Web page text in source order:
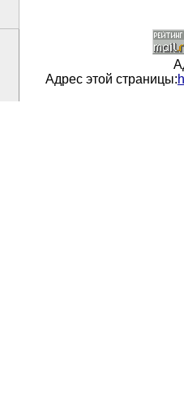
Адрес этой страницы: